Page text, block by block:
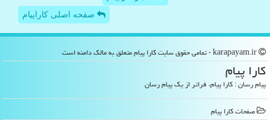
صفحه اصلی کاراپیام
كارا پیام
پیام رسان : کارا پیام، فراتر از یک پیام رسان
صفحات كارا پیام